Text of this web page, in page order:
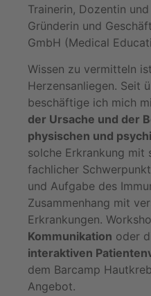
Trainerin, Dozentin
Gründerin und
GmbH (Medical
Wissen zu vermitteln
Herzensanliegen. Seit
beschäftige ich mich
der Ursache und der
physischen und
solche Erkrankung mit
fachlicher
und Aufgabe des
Zusammenhang mit
Erkrankungen.
Kommunikation oder
interaktiven
dem Barcamp
Angebot.